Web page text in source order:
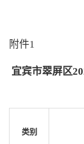
附件1
宜宾市翠屏区
类别